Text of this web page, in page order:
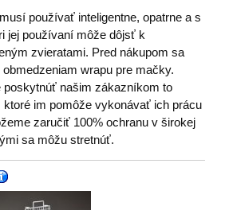
používať inteligentne, opatrne a s
jej používaní môže dôjsť k
zvieratami. Pred nákupom sa
wrapu pre mačky.
našim zákazníkom to
ktoré im pomôže vykonávať ich prácu
zaručiť 100% ochranu v širokej
sa môžu stretnúť.